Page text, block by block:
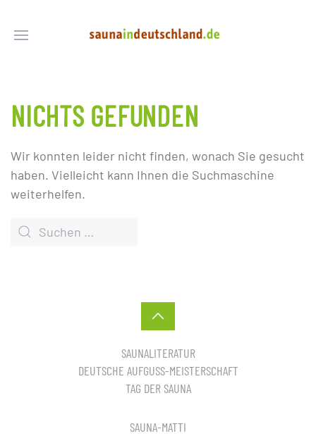
NICHTS GEFUNDEN
Wir konnten leider nicht finden, wonach Sie gesucht
haben. Vielleicht kann Ihnen die Suchmaschine
weiterhelfen.
SAUNALITERATUR
DEUTSCHE AUFGUSS-MEISTERSCHAFT
TAG DER SAUNA
SAUNA-MATTI